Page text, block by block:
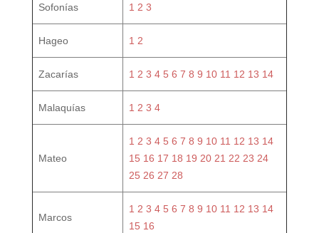
Sofonías 1 2 3
Hageo 1 2
Zacarías 1 2 3 4 5 6 7 8 9 10 11 12 13 14
Malaquías 1 2 3 4
Mateo
1 2 3 4 5 6 7 8 9 10 11 12 13 14
15 16 17 18 19 20 21 22 23 24
25 26 27 28
Marcos
1 2 3 4 5 6 7 8 9 10 11 12 13 14
15 16